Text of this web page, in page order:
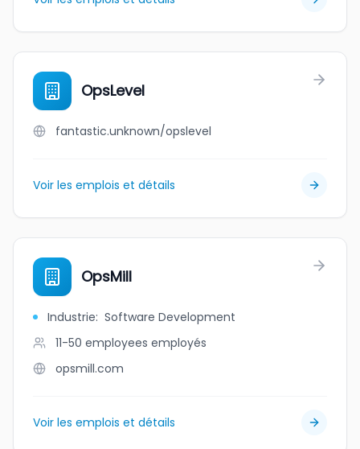
OpsLevel
fantastic.unknown/opslevel
Voir les emplois et détails
OpsMill
Industrie: Software Development
11-50 employees employés
opsmill.com
Voir les emplois et détails